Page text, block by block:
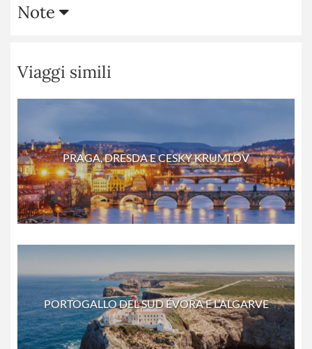
Note
Viaggi simili
PRAGA, DRESDA E CESKY KRUMLOV
PORTOGALLO DEL SUD ÉVORA E L’ALGARVE